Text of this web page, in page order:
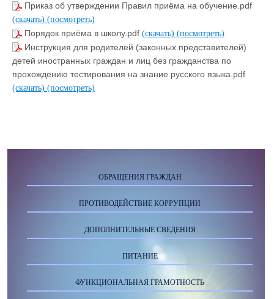
Приказ об утверждении Правил приёма на обучение.pdf
(скачать) (посмотреть)
Порядок приёма в школу.pdf (скачать) (посмотреть)
Инструкция для родителей (законных представителей)
детей иностранных граждан и лиц без гражданства по
прохождению тестирования на знание русского языка.pdf
(скачать) (посмотреть)
ОБРАЩЕНИЯ ГРАЖДАН
ПРОТИВОДЕЙСТВИЕ КОРРУПЦИИ
ДОПОЛНИТЕЛЬНЫЕ СВЕДЕНИЯ
ПИТАНИЕ
ФУНКЦИОНАЛЬНАЯ ГРАМОТНОСТЬ